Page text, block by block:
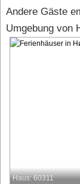
Andere Gäste
Umgebung von
Haus: 60311